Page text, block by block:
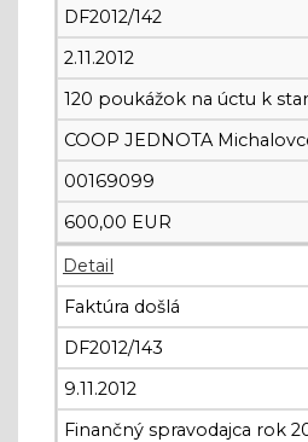
DF2012/142
2.11.2012
120 poukážok na úctu k
COOP JEDNOTA
00169099
600,00 EUR
Detail
Faktúra došlá
DF2012/143
9.11.2012
Finančný spravodajca rok